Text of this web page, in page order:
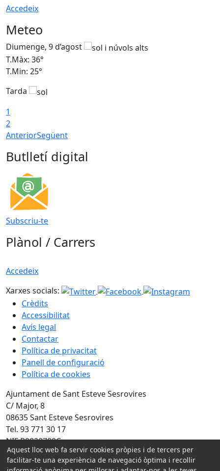
Accedeix
Meteo
Diumenge, 9 d’agost
T.Màx: 36°
T.Min: 25°
Tarda
1
2
AnteriorSegüent
Butlletí digital
Subscriu-te
Plànol / Carrers
Accedeix
Xarxes socials:
Crèdits
Accessibilitat
Avís legal
Contactar
Política de privacitat
Panell de configuració
Política de cookies
Ajuntament de Sant Esteve Sesrovires
C/ Major, 8
08635 Sant Esteve Sesrovires
Tel. 93 771 30 17
NIF P0820700C
Amb la col·laboració de:
Aquest lloc web fa servir cookies pròpies i de tercers per
facilitar-te una experiència de navegació òptima i recollir